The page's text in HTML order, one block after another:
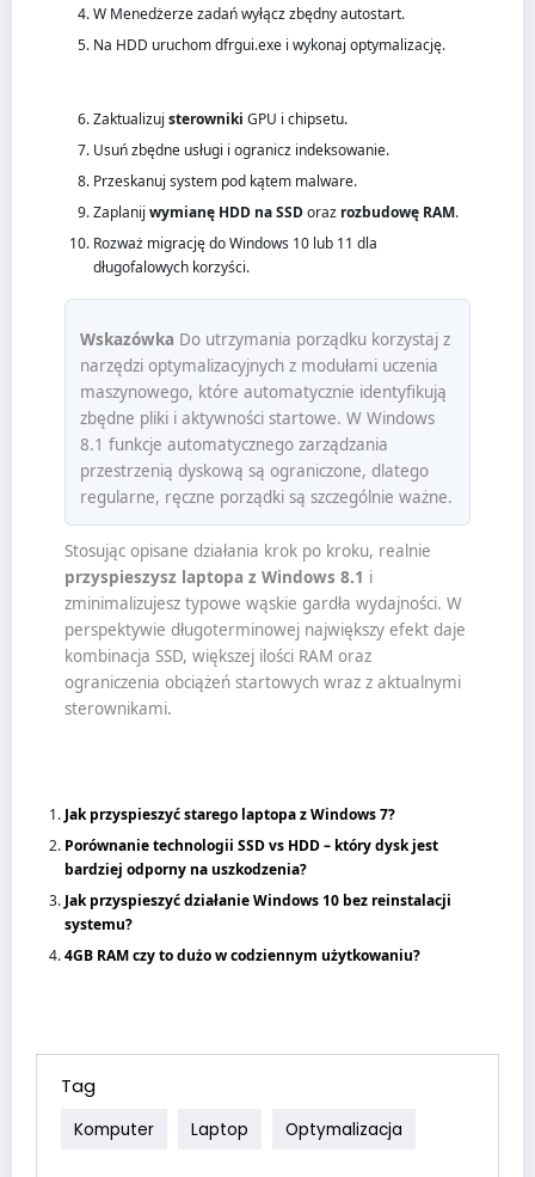
W Menedżerze zadań wyłącz zbędny autostart.
Na HDD uruchom dfrgui.exe i wykonaj optymalizację.
Zaktualizuj sterowniki GPU i chipsetu.
Usuń zbędne usługi i ogranicz indeksowanie.
Przeskanuj system pod kątem malware.
Zaplanij wymianę HDD na SSDoraz rozbudowę RAM.
Rozważ migrację do Windows 10 lub 11 dla
długofalowych korzyści.
Wskazówka Do utrzymania porządku korzystaj z
narzędzi optymalizacyjnych z modułami uczenia
maszynowego, które automatycznie identyfikują
zbędne pliki i aktywności startowe. W Windows
8.1 funkcje automatycznego zarządzania
przestrzenią dyskową są ograniczone, dlatego
regularne, ręczne porządki są szczególnie ważne.
Stosując opisane działania krok po kroku, realnie
przyspieszysz laptopa z Windows 8.1 i
zminimalizujesz typowe wąskie gardła wydajności. W
perspektywie długoterminowej największy efekt daje
kombinacja SSD, większej ilości RAM oraz
ograniczenia obciążeń startowych wraz z aktualnymi
sterownikami.
Jak przyspieszyć starego laptopa z Windows 7?
Porównanie technologii SSD vs HDD – który dysk jest
bardziej odporny na uszkodzenia?
Jak przyspieszyć działanie Windows 10 bez reinstalacji
systemu?
4GB RAM czy to dużo w codziennym użytkowaniu?
Tag
Komputer Laptop Optymalizacja